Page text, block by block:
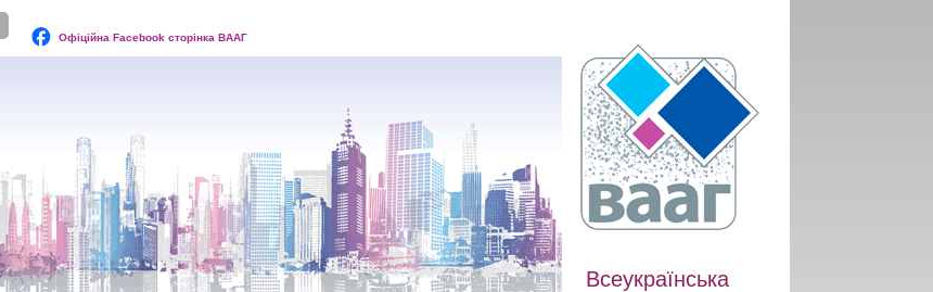
Офіційна Facebook сторінка ВААГ
Всеукраїнська